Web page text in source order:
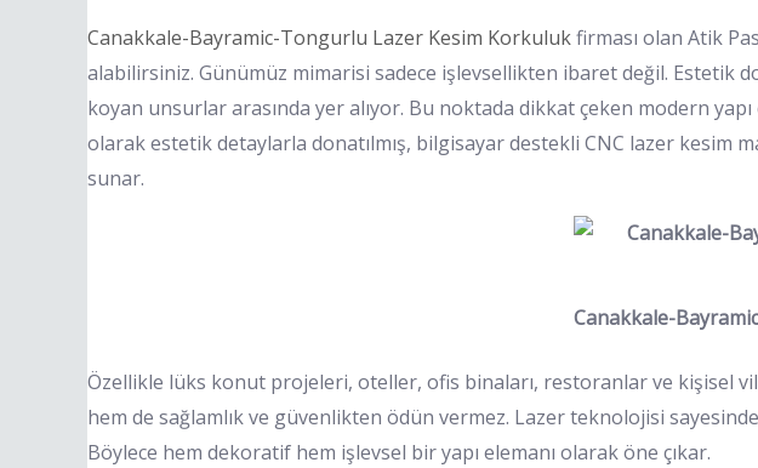
Canakkale-Bayramic-Tongurlu Lazer Kesim Korkulukfirması olan Atik
alabilirsiniz. Günümüz mimarisi sadece işlevsellikten ibaret değil. Estetik
koyan unsurlar arasında yer alıyor. Bu noktada dikkat çeken modern
olarak estetik detaylarla donatılmış, bilgisayar destekli CNC lazer
sunar.
Canakkale-
Özellikle lüks konut projeleri, oteller, ofis binaları, restoranlar ve kişisel
hem de sağlamlık ve güvenlikten ödün vermez. Lazer teknolojisi
Böylece hem dekoratif hem işlevsel bir yapı elemanı olarak öne çıkar.